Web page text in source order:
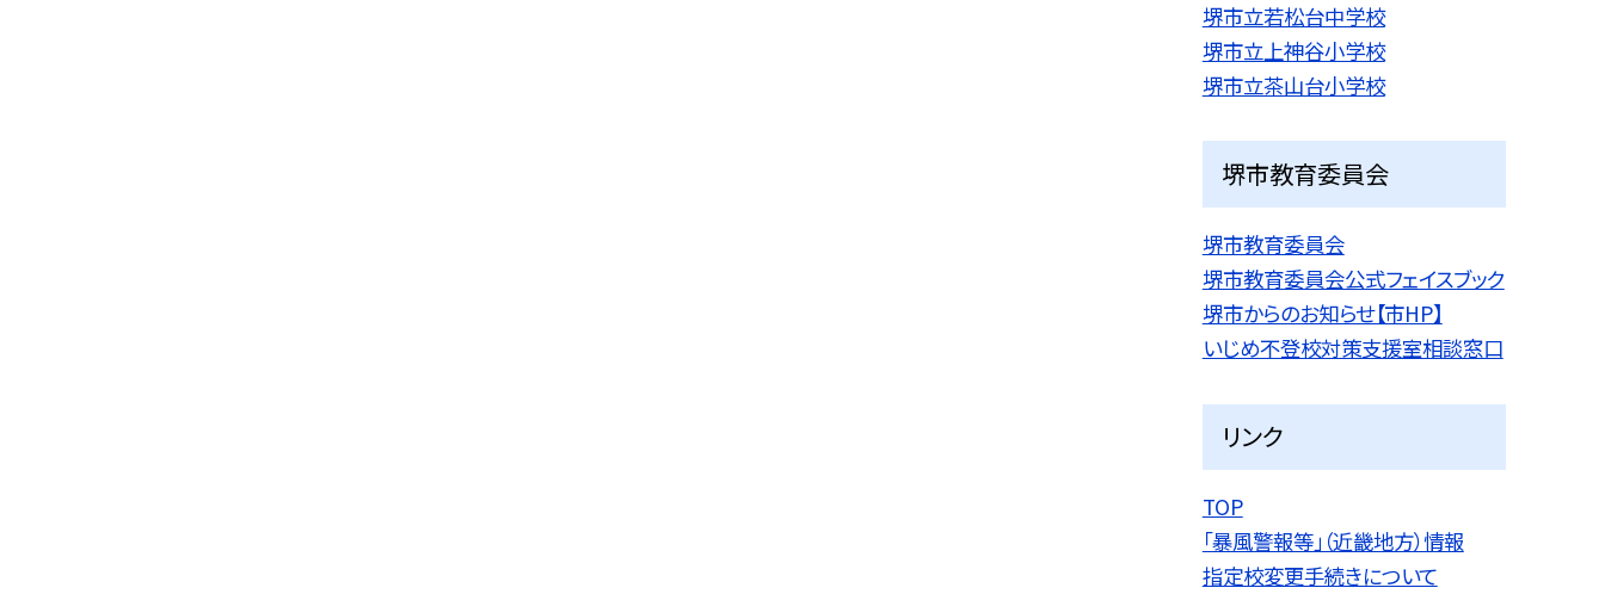
堺市立若松台中学校
堺市立上神谷小学校
堺市立茶山台小学校
堺市教育委員会
堺市教育委員会
堺市教育委員会公式フェイスブック
堺市からのお知らせ【市HP】
いじめ不登校対策支援室相談窓口
リンク
TOP
「暴風警報等」（近畿地方）情報
指定校変更手続きについて